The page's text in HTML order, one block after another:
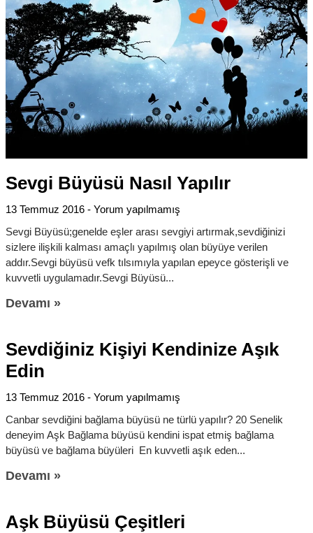
Sevgi Büyüsü Nasıl Yapılır
13 Temmuz 2016
Yorum yapılmamış
Sevgi Büyüsü;genelde eşler arası sevgiyi artırmak,sevdiğinizi
sizlere ilişkili kalması amaçlı yapılmış olan büyüye verilen
addır.Sevgi büyüsü vefk tılsımıyla yapılan epeyce gösterişli ve
kuvvetli uygulamadır.Sevgi Büyüsü
Devamı »
Sevdiğiniz Kişiyi Kendinize Aşık
Edin
13 Temmuz 2016
Yorum yapılmamış
Canbar sevdiğini bağlama büyüsü ne türlü yapılır? 20 Senelik
deneyim Aşk Bağlama büyüsü kendini ispat etmiş bağlama
büyüsü ve bağlama büyüleri En kuvvetli aşık eden
Devamı »
Aşk Büyüsü Çeşitleri